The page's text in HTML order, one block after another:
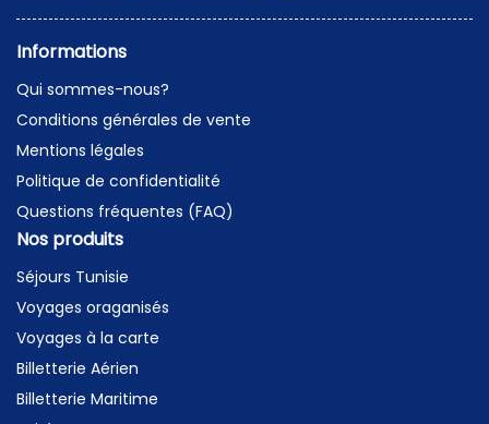
Informations
Qui sommes-nous?
Conditions générales de vente
Mentions légales
Politique de confidentialité
Questions fréquentes (FAQ)
Nos produits
Séjours Tunisie
Voyages oraganisés
Voyages à la carte
Billetterie Aérien
Billetterie Maritime